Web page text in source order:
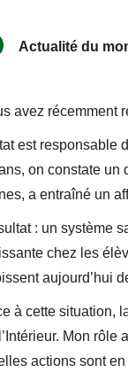
Actualité du
avez récemment
est responsable
on constate un
a entraîné un
: un système
chez les
aujourd’hui
à cette situation,
Mon rôle
actions sont